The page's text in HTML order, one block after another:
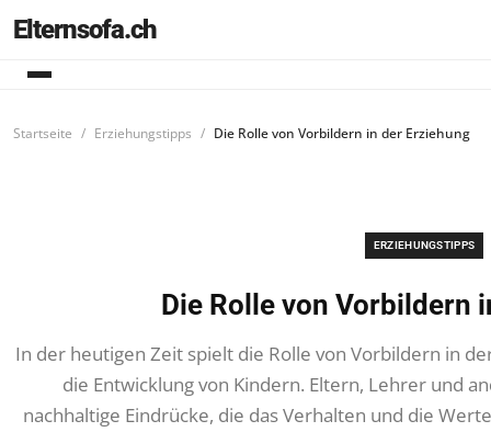
Elternsofa.ch
Startseite Erziehungstipps Die Rolle von Vorbildern in der Erziehung
ERZIEHUNGSTIPPS
Die Rolle von Vorbildern
In der heutigen Zeit spielt die Rolle von Vorbildern in
die Entwicklung von Kindern. Eltern, Lehrer und
nachhaltige Eindrücke, die das Verhalten und die